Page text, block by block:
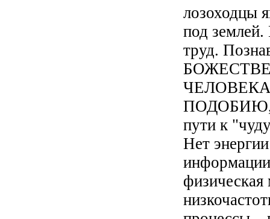
лозоходцы
под
труд.
ЧЕЛОВЕКА,
ПОДОБИЮ,
пути к
Нет
физическая